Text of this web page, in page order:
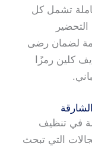
تشمل كل
لضمان رضى
كلين رمزًا
في تنظيف
التي تبحث